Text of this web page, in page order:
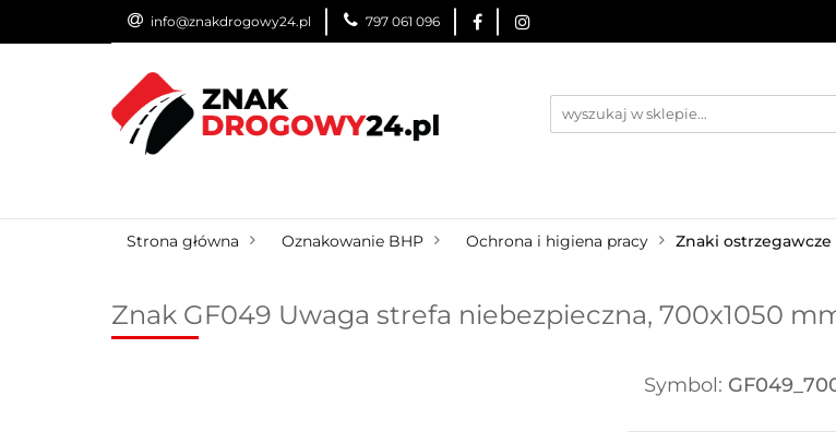
info@znakdrogowy24.pl 797 061 096
ZNAKI DROGOWE URZĄDZENIA BRD
Strona główna Oznakowanie BHP Ochrona i higiena pracy Znaki ostrzegawcze
Znak GF049 Uwaga strefa niebezpieczna, 700x1050
Symbol: